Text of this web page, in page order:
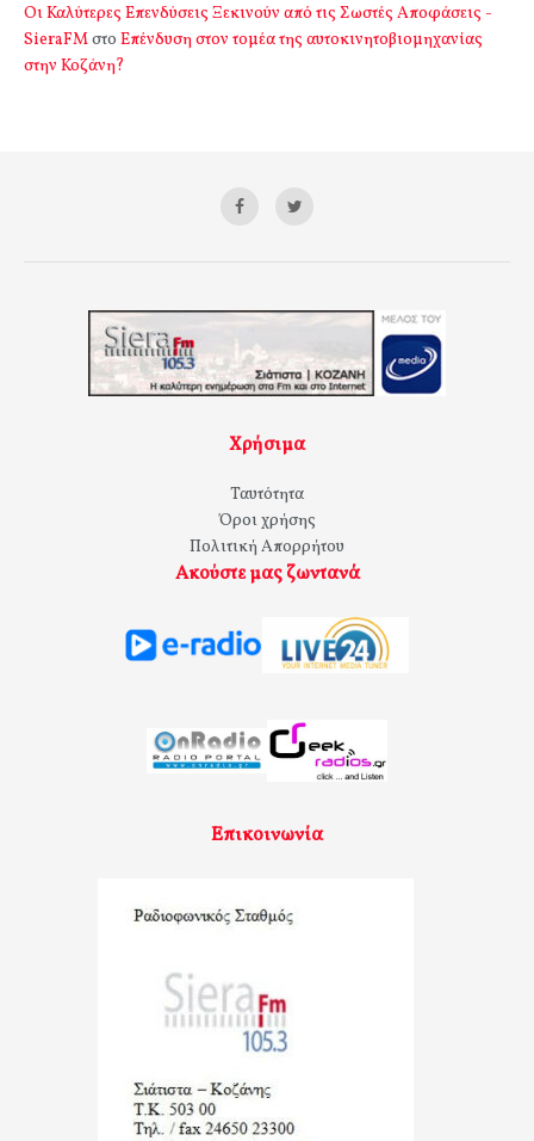
Οι Καλύτερες Επενδύσεις Ξεκινούν από τις Σωστές Αποφάσεις -
SieraFMστο Επένδυση στον τομέα της αυτοκινητοβιομηχανίας
στην Κοζάνη?
Χρήσιμα
Ταυτότητα
Όροι χρήσης
Πολιτική Απορρήτου
Ακούστε μας ζωντανά
Επικοινωνία